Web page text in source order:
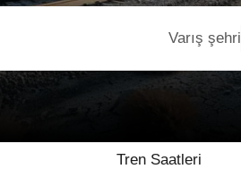
Varış şehri
Tren Saatleri